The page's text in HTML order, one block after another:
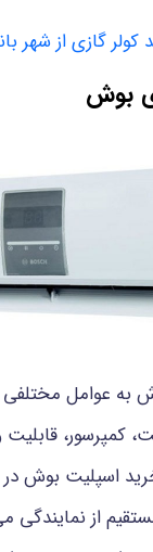
کولر گازی از شهر
بوش
به عوامل مختلفی
کمپرسور،
اسپلیت بوش
از نمایندگی